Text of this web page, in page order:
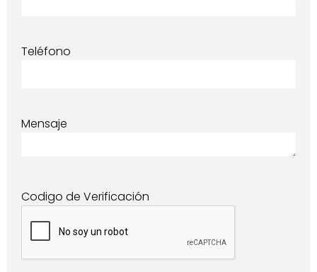
Teléfono
Mensaje
Codigo de Verificación